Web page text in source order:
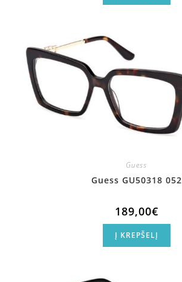
Guess
Guess GU50318 052
189,00€
Į KREPŠELĮ